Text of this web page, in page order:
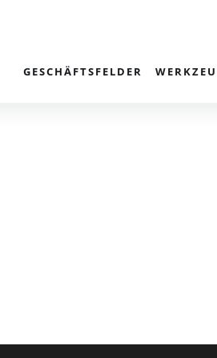
GESCHÄFTSFELDER